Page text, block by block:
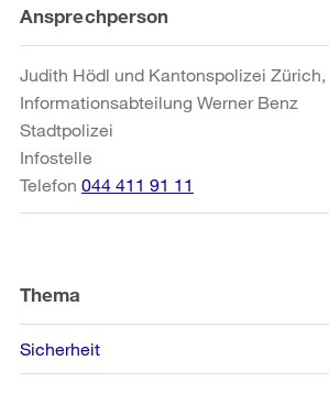
Weitere
Informationen
Ansprechperson
Judith Hödl und Kantonspolizei Zürich,
Informationsabteilung Werner Benz
Stadtpolizei
Infostelle
Telefon 044 411 91 11
Thema
Sicherheit